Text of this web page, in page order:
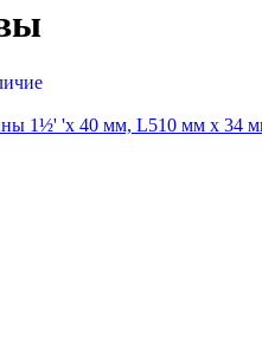
1½' 'х 40 мм, L510 мм x 34